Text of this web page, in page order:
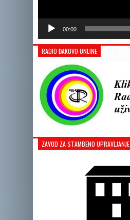
00:00
RADIO ĐAKOVO ONLINE
ZAVOD ZA STAMBENO UPRAVLJANJE